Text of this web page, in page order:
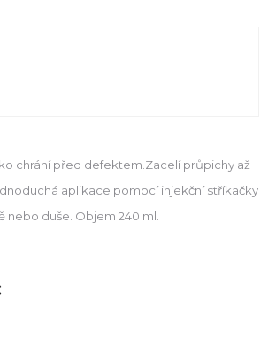
chrání před defektem.Zacelí průpichy až
aplikace pomocí injekční stříkačky
nebo duše. Objem 240 ml.